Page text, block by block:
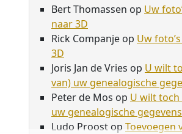
Bert Thomassen op Uw
naar 3D
Rick Companje op Uw
3D
Joris Jan de Vries op U wilt
van) uw genealogische
Peter de Mos op U wilt toch
uw genealogische
Ludo Proostop Toevoegen